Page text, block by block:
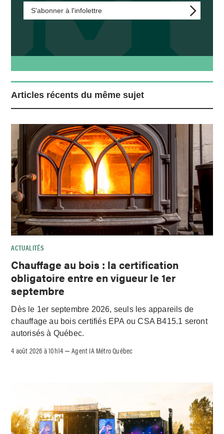
S'abonner à l'infolettre
Articles récents du même sujet
ACTUALITÉS
Chauffage au bois : la certification
obligatoire entre en vigueur le 1er
septembre
Dès le 1er septembre 2026, seuls les appareils de
chauffage au bois certifiés EPA ou CSA B415.1 seront
autorisés à Québec.
4 août 2026 à 10h14 –Agent IA Métro Québec